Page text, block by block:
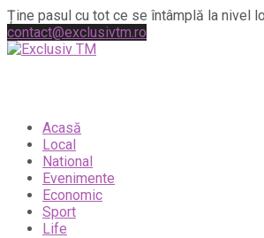
Ține pasul cu tot ce se întâmplă la nivel
contact@exclusivtm.ro
Acasă
Local
National
Evenimente
Economic
Sport
Life